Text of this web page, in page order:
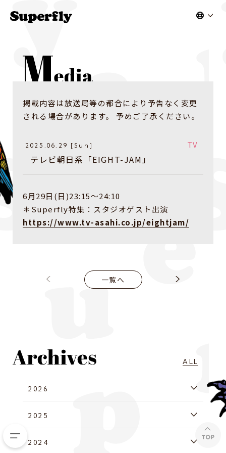
掲載内容は放送局等の都合により予告なく変更
される場合があります。 予めご了承ください。
2025.06.29 [Sun] TV
テレビ朝日系「EIGHT-JAM」
6月29日(日)23:15〜24:10
＊Superfly特集：スタジオゲスト出演
https://www.tv-asahi.co.jp/eightjam/
一覧へ
ALL
2026
2025
2024